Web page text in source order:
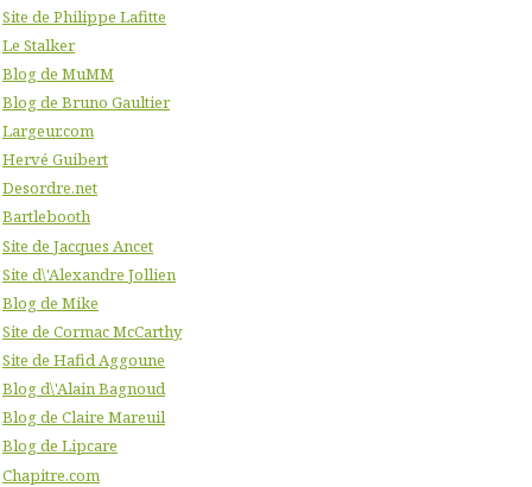
Site de Philippe Lafitte
Le Stalker
Blog de MuMM
Blog de Bruno Gaultier
Largeur.com
Hervé Guibert
Desordre.net
Bartlebooth
Site de Jacques Ancet
Site d\'Alexandre Jollien
Blog de Mike
Site de Cormac McCarthy
Site de Hafid Aggoune
Blog d\'Alain Bagnoud
Blog de Claire Mareuil
Blog de Lipcare
Chapitre.com